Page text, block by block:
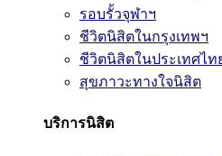
รอบรั้วจุฬาฯ
ชีวิตนิสิตในกรุงเทพฯ
ชีวิตนิสิตในประเทศไท
สุขภาวะทางใจนิสิต
บริการนิสิต